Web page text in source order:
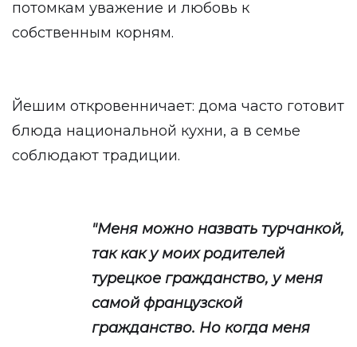
потомкам уважение и любовь к
собственным корням.
Йешим откровенничает: дома часто готовит
блюда национальной кухни, а в семье
соблюдают традиции.
"Меня можно назвать турчанкой,
так как у моих родителей
турецкое гражданство, у меня
самой французской
гражданство. Но когда меня